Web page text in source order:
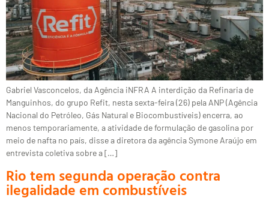
Gabriel Vasconcelos, da Agência iNFRA A interdição da Refinaria de
Manguinhos, do grupo Refit, nesta sexta-feira (26) pela ANP (Agência
Nacional do Petróleo, Gás Natural e Biocombustíveis) encerra, ao
menos temporariamente, a atividade de formulação de gasolina por
meio de nafta no país, disse a diretora da agência Symone Araújo em
entrevista coletiva sobre a […]
Rio tem segunda operação contra
ilegalidade em combustíveis